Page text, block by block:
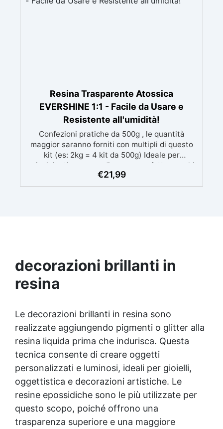
Resina Trasparente Atossica
EVERSHINE 1:1 - Facile da Usare e
Resistente all'umidità!
Confezioni pratiche da 500g , le quantità
maggior saranno forniti con multipli di questo
kit (es: 2kg = 4 kit da 500g) Ideale per
principianti: a prova di errore, perfetta per chi
inizia. Sempre lucida: garantisce una finitura
brillante e uniforme in ogni condizione.
€21,99
decorazioni brillanti in
resina
Le decorazioni brillanti in resina sono
realizzate aggiungendo pigmenti o glitter alla
resina liquida prima che indurisca. Questa
tecnica consente di creare oggetti
personalizzati e luminosi, ideali per gioielli,
oggettistica e decorazioni artistiche. Le
resine epossidiche sono le più utilizzate per
questo scopo, poiché offrono una
trasparenza superiore e una maggiore